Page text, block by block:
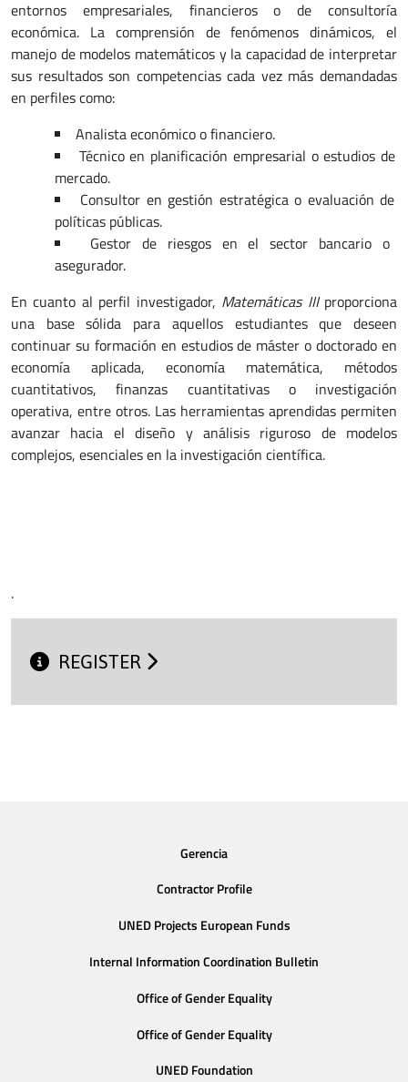
entornos empresariales, financieros o de consultoría
económica. La comprensión de fenómenos dinámicos, el
manejo de modelos matemáticos y la capacidad de interpretar
sus resultados son competencias cada vez más demandadas
en perfiles como:
Analista económico o financiero.
Técnico en planificación empresarial o estudios de
mercado.
Consultor en gestión estratégica o evaluación de
políticas públicas.
Gestor de riesgos en el sector bancario o
asegurador.
En cuanto al perfil investigador, Matemáticas IIIproporciona
una base sólida para aquellos estudiantes que deseen
continuar su formación en estudios de máster o doctorado en
economía aplicada, economía matemática, métodos
cuantitativos, finanzas cuantitativas o investigación
operativa, entre otros. Las herramientas aprendidas permiten
avanzar hacia el diseño y análisis riguroso de modelos
complejos, esenciales en la investigación científica.
.
REGISTER
Gerencia
Contractor Profile
UNED Projects European Funds
Internal Information Coordination Bulletin
Office of Gender Equality
Office of Gender Equality
UNED Foundation